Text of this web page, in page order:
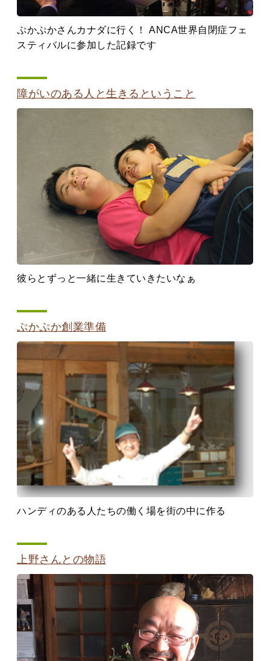
ぷかぷかさんカナダに行く！ ANCA世界自閉症フェ
スティバルに参加した記録です
障がいのある人と生きるということ
彼らとずっと一緒に生きていきたいなぁ
ぷかぷか創業準備
ハンディのある人たちの働く場を街の中に作る
上野さんとの物語